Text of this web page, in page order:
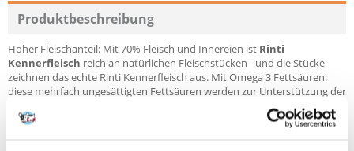
Produktbeschreibung
Hoher Fleischanteil: Mit 70% Fleisch und Innereien ist Rinti
Kennerfleisch reich an natürlichen Fleischstücken - und die Stücke
zeichnen das echte Rinti Kennerfleisch aus. Mit Omega 3 Fettsäuren:
diese mehrfach ungesättigten Fettsäuren werden zur Unterstützung der
Abwehrkräfte und des Zellschutzes eingesetzt. Flachsöl ist reich an
Omega 3. Mit Rübenfasern: reich an Ballaststoffen, die sich regulierend